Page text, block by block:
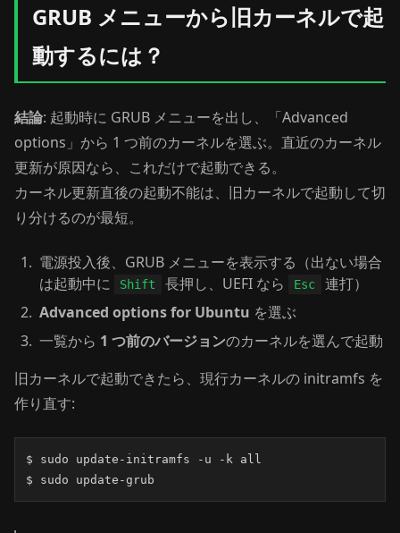
GRUB メニューから旧カーネルで起
動するには？
結論: 起動時に GRUB メニューを出し、「Advanced
options」から 1 つ前のカーネルを選ぶ。直近のカーネル
更新が原因なら、これだけで起動できる。
カーネル更新直後の起動不能は、旧カーネルで起動して切
り分けるのが最短。
電源投入後、GRUB メニューを表示する（出ない場合
は起動中に
Shift 長押し、UEFI なら Esc
連打）
Advanced options for Ubuntu を選ぶ
一覧から 1 つ前のバージョンのカーネルを選んで起動
旧カーネルで起動できたら、現行カーネルの initramfs を
作り直す:
$ sudo update-initramfs -u -k all
$ sudo update-grub